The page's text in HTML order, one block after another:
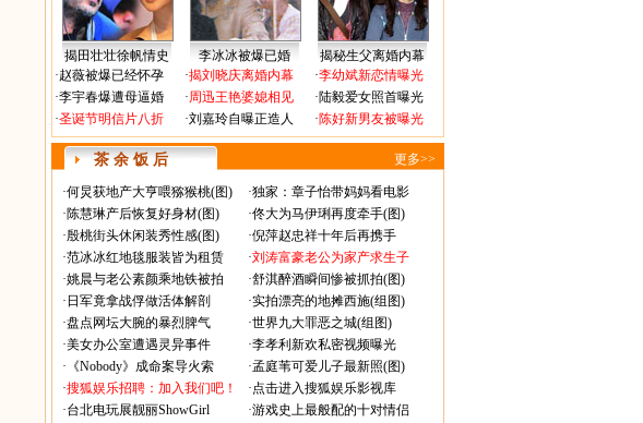
揭田壮壮徐帆情史 李冰冰被爆已婚
揭秘生父离婚内幕
·赵薇被爆已经怀孕
·李宇春爆遭母逼婚
·圣诞节明信片八折
·揭刘晓庆离婚内幕
·周迅王艳婆媳相见
·刘嘉玲自曝正造人
·李幼斌新恋情曝光
·陆毅爱女照首曝光
·陈好新男友被曝光
茶 余 饭 后 更多>>
·何炅获地产大亨喂猕猴桃(图) ·独家：章子怡带妈妈看电影
·陈慧琳产后恢复好身材(图) ·佟大为马伊琍再度牵手(图)
·殷桃街头休闲装秀性感(图) ·倪萍赵忠祥十年后再携手
·范冰冰红地毯服装皆为租赁 ·刘涛富豪老公为家产求生子
·姚晨与老公素颜乘地铁被拍 ·舒淇醉酒瞬间惨被抓拍(图)
· 日军竟拿战俘做活体解剖 ·实拍漂亮的地摊西施(组图)
·盘点网坛大腕的暴烈脾气 ·世界九大罪恶之城(组图)
·美女办公室遭遇灵异事件 ·李孝利新欢私密视频曝光
· 《Nobody》成命案导火索 ·孟庭苇可爱儿子最新照(图)
·搜狐娱乐招聘：加入我们吧！ ·点击进入搜狐娱乐影视库
·台北电玩展靓丽ShowGirl ·游戏史上最般配的十对情侣